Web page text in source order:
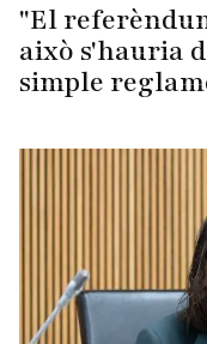
"El
això s'hauria
simple